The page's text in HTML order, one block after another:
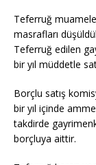
Teferruğ
masrafları
Teferruğ edilen
bir yıl müddetle
Borçlu satış
bir yıl içinde
takdirde
borçluya aittir.